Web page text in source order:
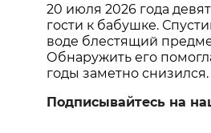
20 июля 2026 года
гости к бабушке.
воде блестящий
Обнаружить его
годы заметно снизился.
Подписывайтесь на